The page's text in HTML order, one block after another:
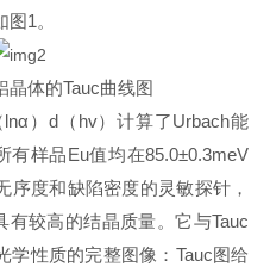
图1 。
晶体的Tauc曲线图
lnα） d（ hv）计算了Urbach能
有样品Eu值均在85.0±0.3meV
序度和缺陷密度的灵敏探针，
有较高的结晶质量。它与Tauc
学性质的完整图像： Tauc图给